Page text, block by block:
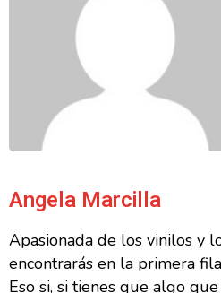
Angela Marcilla
Apasionada de los vinilos y
encontrarás en la primera
Eso si, si tienes que algo